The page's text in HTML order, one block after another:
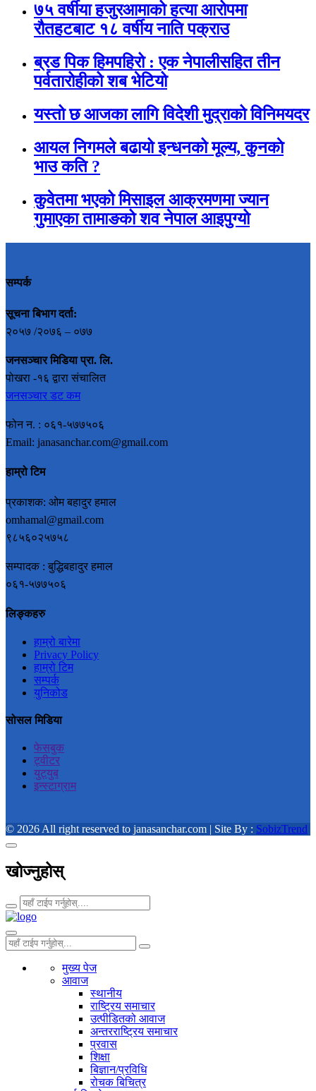
७५ वर्षीया हजुरआमाको हत्या आरोपमा
रौतहटबाट १८ वर्षीय नाति पक्राउ
ब्रड पिक हिमपहिरो : एक नेपालीसहित तीन
पर्वतारोहीको शब भेटियो
यस्तो छ आजका लागि विदेशी मुद्राको विनिमयदर
आयल निगमले बढायो इन्धनको मूल्य, कुनकाे
भाउ कति ?
कुवेतमा भएको मिसाइल आक्रमणमा ज्यान
गुमाएका तामाङको शव नेपाल आइपुग्यो
सम्पर्क
सूचना बिभाग दर्ता:
२०५७ /२०७६ – ०७७
जनसञ्चार मिडिया प्रा. लि.
पोखरा -१६ द्वारा संचालित
जनसञ्चार डट कम
फोन न. : ०६१-५७७५०६
Email: janasanchar.com@gmail.com
हाम्रो टिम
प्रकाशक: ओम बहादुर हमाल
omhamal@gmail.com
९८५६०२५७५८
सम्पादक : बुद्धिबहादुर हमाल
०६१-५७७५०६
लिङ्कहरु
हाम्रो बारेमा
Privacy Policy
हाम्रो टिम
सम्पर्क
युनिकोड
सोसल मिडिया
फेसबुक
ट्वीटर
युट्युब
इन्स्टाग्राम
© 2026 All right reserved to janasanchar.com | Site By : SobizTrend
खोज्नुहोस्
मुख्य पेज
आवाज
स्थानीय
राष्ट्रिय समाचार
उत्पीडितको आवाज
अन्तरराष्ट्रिय समाचार
प्रवास
शिक्षा
बिज्ञान/प्रविधि
रोचक बिचित्र